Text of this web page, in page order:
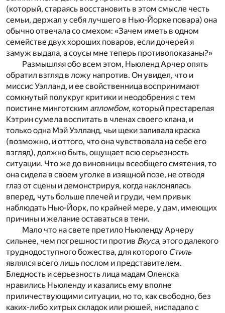
(который, стараясь восстановить в этом смысле честь
семьи, держал у себя лучшего в Нью-Йорке повара) она
обычно отвечала со смехом: «Зачем иметь в одном
семействе двух хороших поваров, если дочерей я
замуж выдала, а соусы мне теперь противопоказаны?»
Размышляя обо всем этом, Ньюленд Арчер опять
обратил взгляд в ложу напротив. Он увидел, что и
миссис Уэлланд, и ее свойственница воспринимают
сомкнутый полукруг критики и неодобрения с тем
поистине минготским апломбом, который престарелая
Кэтрин сумела воспитать в членах своего клана, и
только одна Мэй Уэлланд, чьи щеки заливала краска
(возможно, и оттого, что она чувствовала на себе его
взгляд), должно быть, ощущает всю серьезность
ситуации. Что же до виновницы всеобщего смятения, то
она сидела в своем уголке в изящной позе, не отводя
глаз от сцены и демонстрируя, когда наклонялась
вперед, чуть больше плечей и груди, чем привык
наблюдать Нью-Йорк, по крайней мере, у дам, имеющих
причины и желание оставаться в тени.
Мало что на свете претило Ньюленду Арчеру
сильнее, чем погрешности против Вкуса, этого далекого
труднодоступного божества, для которого Стиль
являлся всего лишь послом и представителем.
Бледность и серьезность лица мадам Оленска
нравились Ньюленду и казались ему вполне
приличествующими ситуации, но то, как свободно, без
каких-либо хитрых складок или рюшей, ниспадало с